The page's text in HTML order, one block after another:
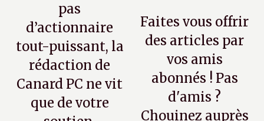
pas
d’actionnaire
tout-puissant, la
rédaction de
Canard PC ne vit
que de votre
Faites vous offrir
des articles par
vos amis
abonnés ! Pas
d'amis ?
Chouinez auprès